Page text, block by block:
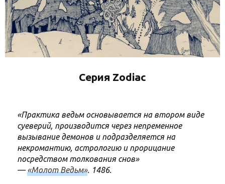
Серия Zodiac
«Практика ведьм основывается на втором виде
суеверий, производится через непременное
вызывание демонов и подразделяется на
некромантию, астрологию и прорицание
посредством толкования снов»
—«Молот Ведьм». 1486.